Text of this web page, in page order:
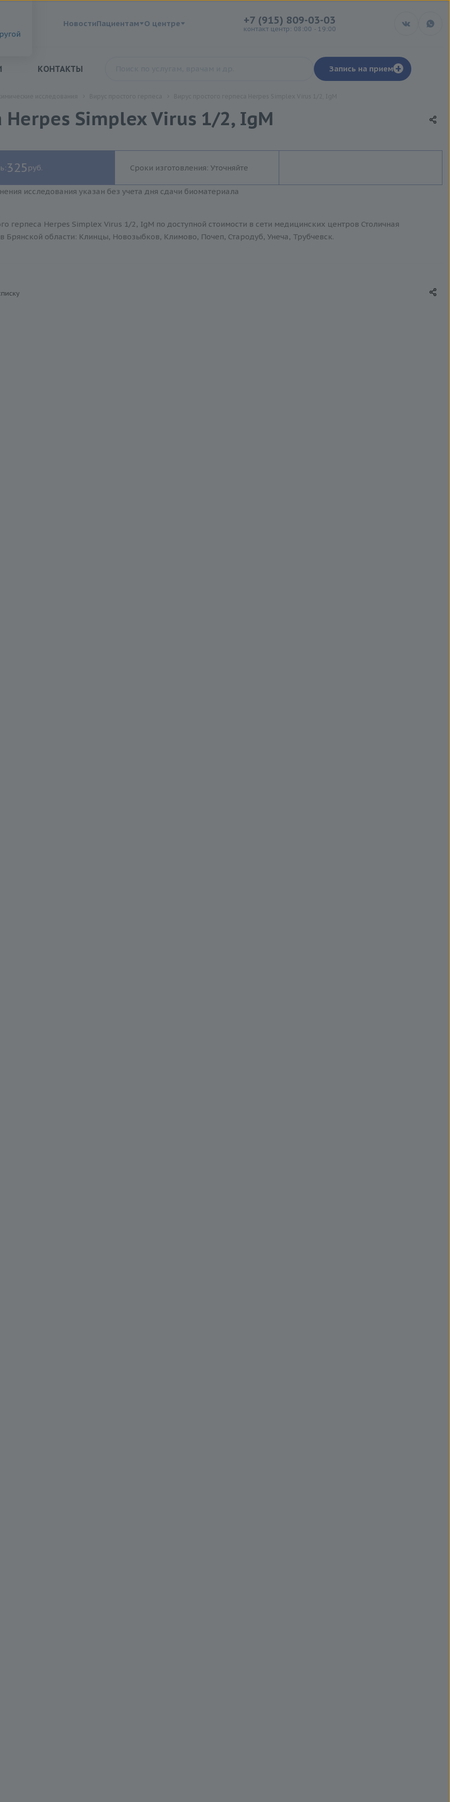
НовостиПациентам О центре +7 (915) 809-03-03
контакт центр: 08:00 - 19:00
КОНТАКТЫ Запись на прием +
Herpes Simplex Virus 1/2, IgM
325 руб. Сроки изготовления: Уточняйте
исследования указан без учета дня сдачи биоматериала
герпеса Herpes Simplex Virus 1/2, IgM по доступной стоимости в сети медицинских центров Столичная
Брянской области: Клинцы, Новозыбков, Климово, Почеп, Стародуб, Унеча, Трубчевск.